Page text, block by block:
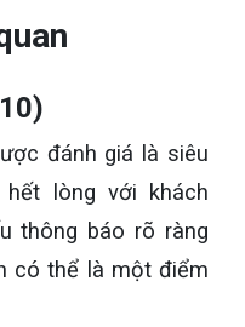
đánh giá là siêu
lòng với khách
thông báo rõ ràng
có thể là một điểm